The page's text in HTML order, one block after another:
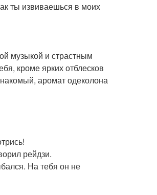
ты извиваешься в моих
музыкой и страстным
кроме ярких отблесков
аромат одеколона
рейдзи.
На тебя он не